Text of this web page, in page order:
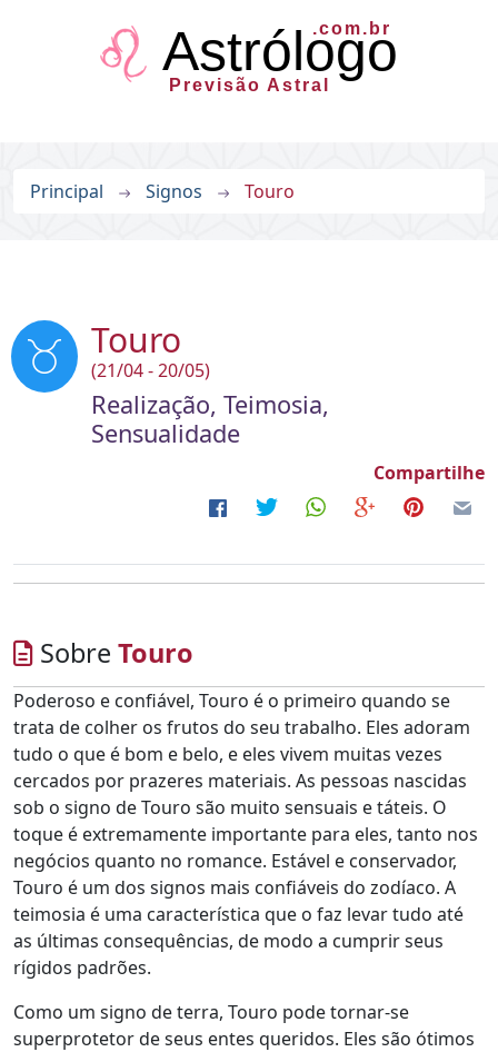
Astrólogo
.com.br
Previsão Astral
Principal Signos Touro
Touro
(21/04 - 20/05)
Realização, Teimosia,
Sensualidade
Compartilhe
Sobre Touro
Poderoso e confiável, Touro é o primeiro quando se
trata de colher os frutos do seu trabalho. Eles adoram
tudo o que é bom e belo, e eles vivem muitas vezes
cercados por prazeres materiais. As pessoas nascidas
sob o signo de Touro são muito sensuais e táteis. O
toque é extremamente importante para eles, tanto nos
negócios quanto no romance. Estável e conservador,
Touro é um dos signos mais confiáveis do zodíaco. A
teimosia é uma característica que o faz levar tudo até
as últimas consequências, de modo a cumprir seus
rígidos padrões.
Como um signo de terra, Touro pode tornar-se
superprotetor de seus entes queridos. Eles são ótimos